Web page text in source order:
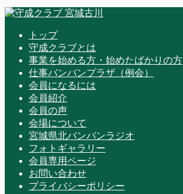
トップ
守成クラブとは
事業を始める方・始めたばかりの方
仕事バンバンプラザ（例会）
会員になるには
会員紹介
会員の声
会場について
宮城県北バンバンラジオ
フォトギャラリー
会員専用ページ
お問い合わせ
プライバシーポリシー